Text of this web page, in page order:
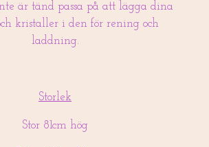
är tänd passa på att lägga dina
kristaller i den för rening och
laddning.
Storlek
Stor 81cm hög